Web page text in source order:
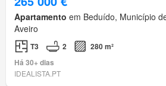
Apartamento em Beduído, Município
Aveiro
T3 2
280 m²
Há 30+ dias
IDEALISTA.PT